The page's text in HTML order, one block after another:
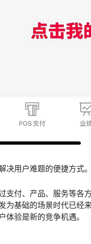
决用户难题的便捷方式。
支付、产品、服务等各
为基础的场景时代已经
体验是新的竞争机遇。